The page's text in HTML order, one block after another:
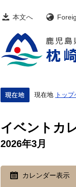
本文へ
現在地 トッ
イベントカ
2026年3月
カレンダー表示